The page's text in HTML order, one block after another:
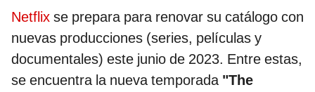
Netflix se prepara para renovar su catálogo con
nuevas producciones (series, películas y
documentales) este junio de 2023. Entre estas,
se encuentra la nueva temporada "The